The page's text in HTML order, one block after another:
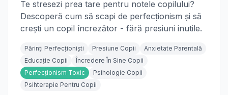
Te stresezi prea tare pentru notele copilului?
Descoperă cum să scapi de perfecționism și să
crești un copil încrezător - fără presiuni inutile.
Părinți Perfecționiști Presiune Copii
Anxietate Parentală
Educație Copii
Încredere În Sine Copii
Perfecționism Toxic
Psihologie Copii
Psihterapie Pentru Copii